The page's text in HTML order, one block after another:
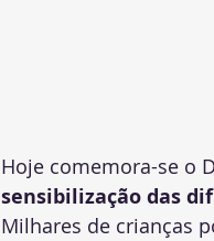
Hoje comemora-se o
sensibilização das
Milhares de crianças